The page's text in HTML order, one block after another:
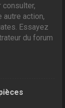
consulter,
autre action,
Essayez
du forum